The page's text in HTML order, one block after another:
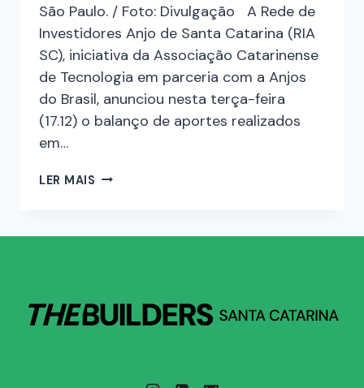
São Paulo. / Foto: Divulgação A Rede de
Investidores Anjo de Santa Catarina (RIA
SC), iniciativa da Associação Catarinense
de Tecnologia em parceria com a Anjos
do Brasil, anunciou nesta terça-feira
(17.12) o balanço de aportes realizados
em…
LER MAIS